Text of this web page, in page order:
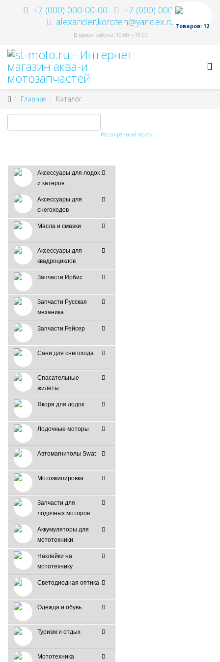
+7 (000) 000-00-00
+7 (000) 000-00-00
alexander.koroten@yandex.ru
время работы: 10:00—19:00
Товаров: 12
Главная Каталог
Расширенный поиск
Аксессуары для лодок
и катеров
Аксессуары для
снегоходов
Масла и смазки
Аксессуары для
квадроциклов
Запчасти Ирбис
Запчасти Русская
механика
Запчасти Рейсер
Сани для снегохода
Спасательные
жилеты
Якоря для лодок
Лодочные моторы
Автомагнитолы Swat
Мотоэкипировка
Запчасти для
лодочных моторов
Аккумуляторы для
мототехники
Наклейки на
мототехнику
Светодиодная оптика
Одежда и обувь
Туризм и отдых
Мототехника